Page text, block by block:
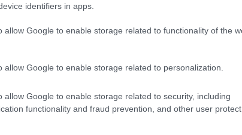
identifiers in apps.
allow Google to enable storage related to functionality of the
allow Google to enable storage related to personalization.
allow Google to enable storage related to security, including
functionality and fraud prevention, and other user
με
Φριχτό δυστύχημα με ελικόπτερο στα